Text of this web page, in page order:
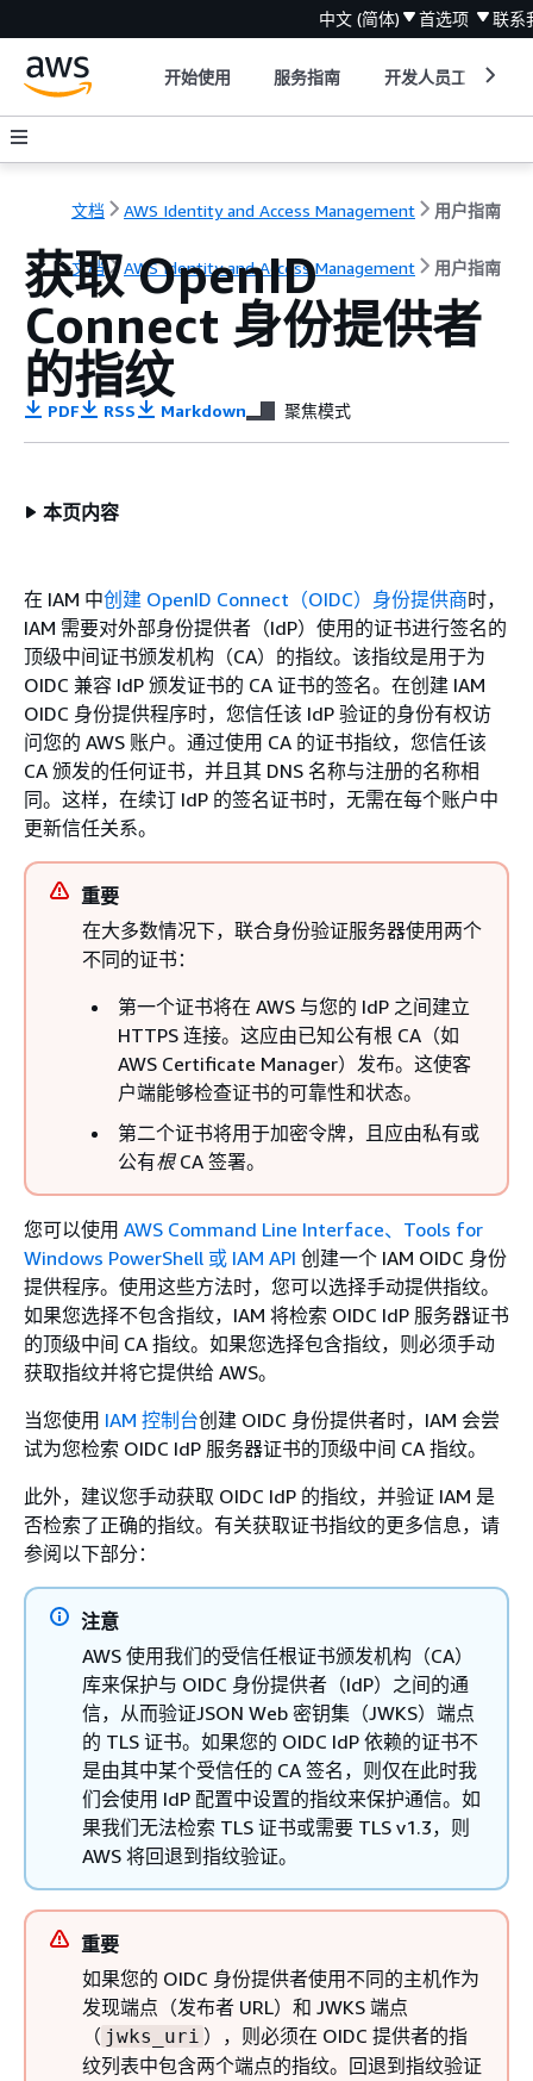
中文 (简体) 首选项 联系
开始使用 服务指南 开发人员工具
文档 AWS Identity and Access Management 用户指南
文档 AWS Identity and Access Management 用户指南
获取 OpenID
Connect 身份提供者
的指纹
PDF RSS Markdown 聚焦模式
本页内容
在 IAM 中创建 OpenID Connect（OIDC）身份提供商时，
IAM 需要对外部身份提供者（IdP）使用的证书进行签名的
顶级中间证书颁发机构（CA）的指纹。该指纹是用于为
OIDC 兼容 IdP 颁发证书的 CA 证书的签名。在创建 IAM
OIDC 身份提供程序时，您信任该 IdP 验证的身份有权访
问您的 AWS 账户。通过使用 CA 的证书指纹，您信任该
CA 颁发的任何证书，并且其 DNS 名称与注册的名称相
同。这样，在续订 IdP 的签名证书时，无需在每个账户中
更新信任关系。
重要
在大多数情况下，联合身份验证服务器使用两个
不同的证书：
第一个证书将在 AWS 与您的 IdP 之间建立
HTTPS 连接。这应由已知公有根 CA（如
AWS Certificate Manager）发布。这使客
户端能够检查证书的可靠性和状态。
第二个证书将用于加密令牌，且应由私有或
公有根CA 签署。
您可以使用 AWS Command Line Interface、Tools for
Windows PowerShell 或 IAM API 创建一个 IAM OIDC 身份
提供程序。使用这些方法时，您可以选择手动提供指纹。
如果您选择不包含指纹，IAM 将检索 OIDC IdP 服务器证书
的顶级中间 CA 指纹。如果您选择包含指纹，则必须手动
获取指纹并将它提供给 AWS。
当您使用 IAM 控制台创建 OIDC 身份提供者时，IAM 会尝
试为您检索 OIDC IdP 服务器证书的顶级中间 CA 指纹。
此外，建议您手动获取 OIDC IdP 的指纹，并验证 IAM 是
否检索了正确的指纹。有关获取证书指纹的更多信息，请
参阅以下部分：
注意
AWS 使用我们的受信任根证书颁发机构（CA）
库来保护与 OIDC 身份提供者（IdP）之间的通
信，从而验证JSON Web 密钥集（JWKS）端点
的 TLS 证书。如果您的 OIDC IdP 依赖的证书不
是由其中某个受信任的 CA 签名，则仅在此时我
们会使用 IdP 配置中设置的指纹来保护通信。如
果我们无法检索 TLS 证书或需要 TLS v1.3，则
AWS 将回退到指纹验证。
重要
如果您的 OIDC 身份提供者使用不同的主机作为
发现端点（发布者 URL）和 JWKS 端点
（ jwks_uri ），则必须在 OIDC 提供者的指
纹列表中包含两个端点的指纹。回退到指纹验证